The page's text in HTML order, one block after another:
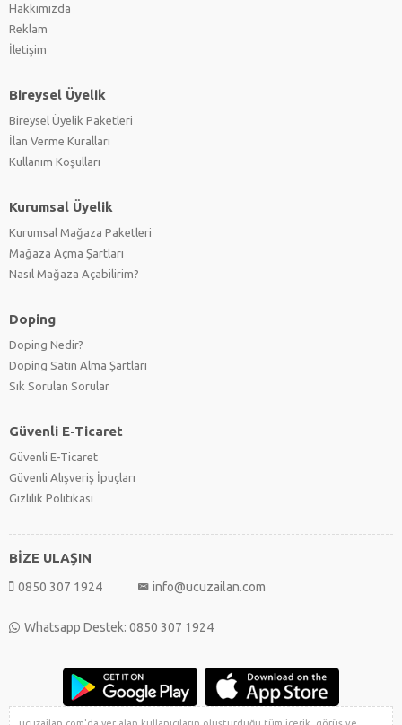
Hakkımızda
Reklam
İletişim
Bireysel Üyelik
Bireysel Üyelik Paketleri
İlan Verme Kuralları
Kullanım Koşulları
Kurumsal Üyelik
Kurumsal Mağaza Paketleri
Mağaza Açma Şartları
Nasıl Mağaza Açabilirim?
Doping
Doping Nedir?
Doping Satın Alma Şartları
Sık Sorulan Sorular
Güvenli E-Ticaret
Güvenli E-Ticaret
Güvenli Alışveriş İpuçları
Gizlilik Politikası
BİZE ULAŞIN
0850 307 1924 info@ucuzailan.com
Whatsapp Destek: 0850 307 1924